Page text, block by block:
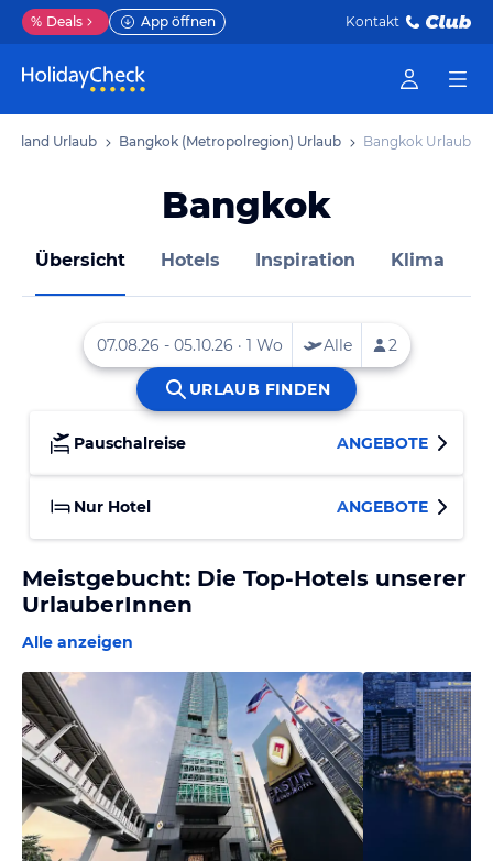
% Deals App öffnen Kontakt
Urlaub Bangkok (Metropolregion) Urlaub Bangkok Urlaub
Bangkok
Übersicht Hotels Inspiration Klima
Pauschalreise ANGEBOTE
Nur Hotel ANGEBOTE
Meistgebucht: Die Top-Hotels unserer
UrlauberInnen
Alle anzeigen